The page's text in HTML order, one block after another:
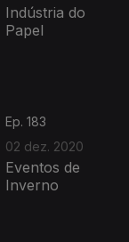
Indústria do
Papel
Ep. 183
02 dez. 2020
Eventos de
Inverno